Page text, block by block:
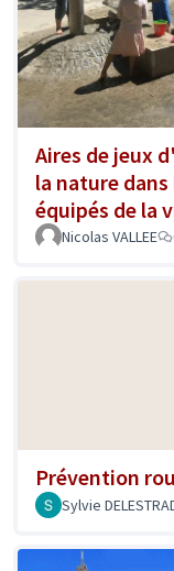
Aires de jeux
la nature
équipés de la
Nicolas VALLEE
Prévention
Sylvie